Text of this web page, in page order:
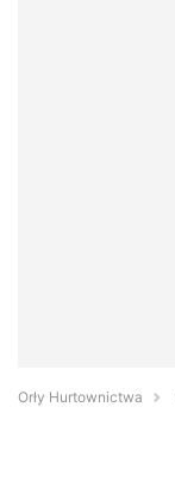
Orły Hurtownictwa